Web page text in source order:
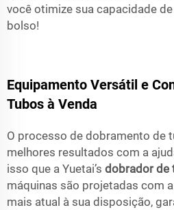
você otimize sua capacidade
bolso!
Equipamento Versátil e
Tubos à Venda
O processo de dobramento de
melhores resultados com a
isso que a Yuetai’s dobrador de
máquinas são projetadas com
mais atual à sua disposição,